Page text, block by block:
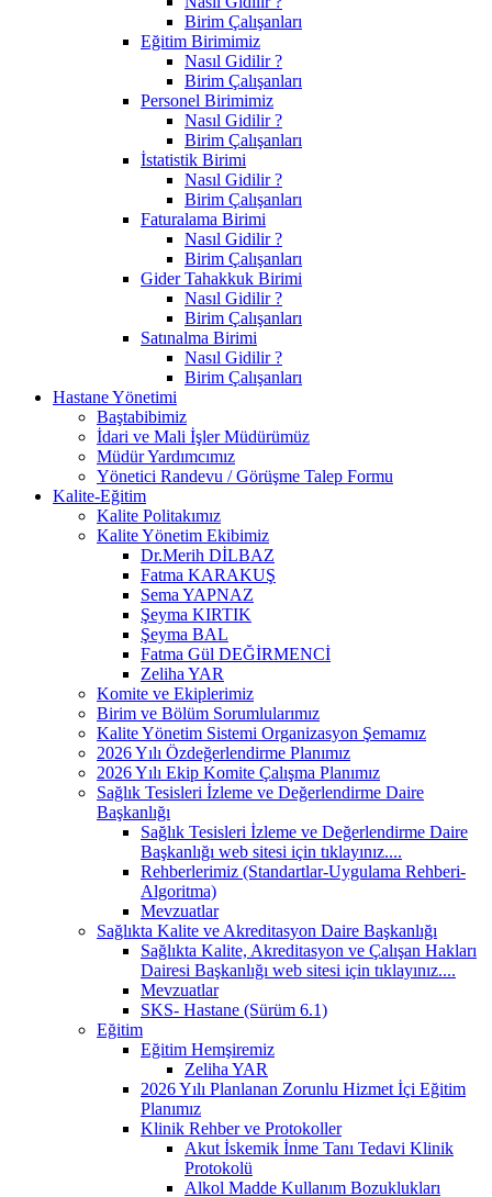
Birim Çalışanları
Eğitim Birimimiz
Nasıl Gidilir ?
Birim Çalışanları
Personel Birimimiz
Nasıl Gidilir ?
Birim Çalışanları
İstatistik Birimi
Nasıl Gidilir ?
Birim Çalışanları
Faturalama Birimi
Nasıl Gidilir ?
Birim Çalışanları
Gider Tahakkuk Birimi
Nasıl Gidilir ?
Birim Çalışanları
Satınalma Birimi
Nasıl Gidilir ?
Birim Çalışanları
Hastane Yönetimi
Baştabibimiz
İdari ve Mali İşler Müdürümüz
Müdür Yardımcımız
Yönetici Randevu / Görüşme Talep Formu
Kalite-Eğitim
Kalite Politakımız
Kalite Yönetim Ekibimiz
Dr.Merih DİLBAZ
Fatma KARAKUŞ
Sema YAPNAZ
Şeyma KIRTIK
Şeyma BAL
Fatma Gül DEĞİRMENCİ
Zeliha YAR
Komite ve Ekiplerimiz
Birim ve Bölüm Sorumlularımız
Kalite Yönetim Sistemi Organizasyon Şemamız
2026 Yılı Özdeğerlendirme Planımız
2026 Yılı Ekip Komite Çalışma Planımız
Sağlık Tesisleri İzleme ve Değerlendirme Daire
Başkanlığı
Sağlık Tesisleri İzleme ve Değerlendirme Daire
Başkanlığı web sitesi için tıklayınız....
Rehberlerimiz (Standartlar-Uygulama Rehberi-
Algoritma)
Mevzuatlar
Sağlıkta Kalite ve Akreditasyon Daire Başkanlığı
Sağlıkta Kalite, Akreditasyon ve Çalışan Hakları
Dairesi Başkanlığı web sitesi için tıklayınız....
Mevzuatlar
SKS- Hastane (Sürüm 6.1)
Eğitim
Eğitim Hemşiremiz
Zeliha YAR
2026 Yılı Planlanan Zorunlu Hizmet İçi Eğitim
Planımız
Klinik Rehber ve Protokoller
Akut İskemik İnme Tanı Tedavi Klinik
Protokolü
Alkol Madde Kullanım Bozuklukları